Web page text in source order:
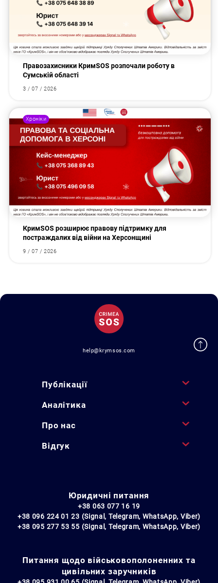
Правозахисники КримSOS розпочали роботу в
Сумській області
3 / 07 / 2026
Хроніки
КримSOS розширює правову підтримку для
постраждалих від війни на Херсонщині
9 / 07 / 2026
help@krymsos.com
Публікації
Аналітика
Про нас
Відгук
Юридичні питання
+38 063 077 16 19
+38 096 224 01 23 (Signal, Telegram, WhatsApp, Viber)
+38 095 277 53 55 (Signal, Telegram, WhatsApp, Viber)
Питання щодо військовополоненних та
цивільних заручників